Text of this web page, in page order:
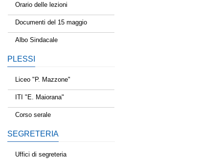
Orario delle lezioni
Documenti del 15 maggio
Albo Sindacale
PLESSI
Liceo "P. Mazzone"
ITI "E. Maiorana"
Corso serale
SEGRETERIA
Uffici di segreteria